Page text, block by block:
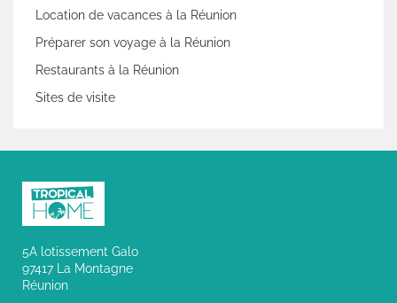
Location de vacances à la Réunion
Préparer son voyage à la Réunion
Restaurants à la Réunion
Sites de visite
5A lotissement Galo
97417 La Montagne
Réunion